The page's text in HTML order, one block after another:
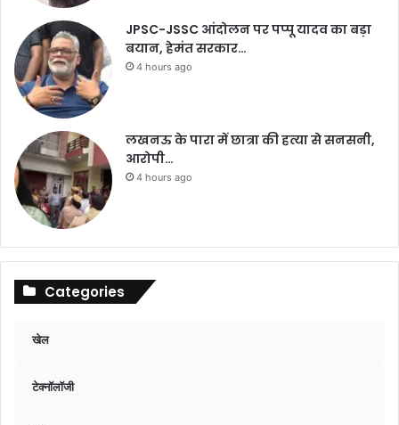
JPSC-JSSC आंदोलन पर पप्पू यादव का बड़ा
बयान, हेमंत सरकार…
4 hours ago
लखनऊ के पारा में छात्रा की हत्या से सनसनी,
आरोपी…
4 hours ago
Categories
खेल
टेक्नॉलॉजी